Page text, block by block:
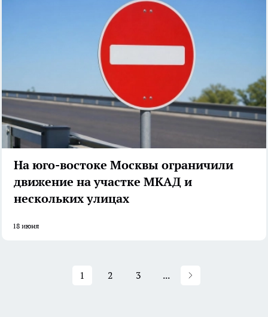
На юго-востоке Москвы ограничили
движение на участке МКАД и
нескольких улицах
18 июня
1 2 3 ...